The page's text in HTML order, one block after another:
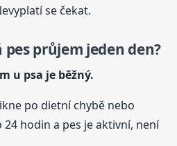
se čekat.
pes průjem jeden den?
u psa je běžný.
po dietní chybě nebo
hodin a pes je aktivní, není